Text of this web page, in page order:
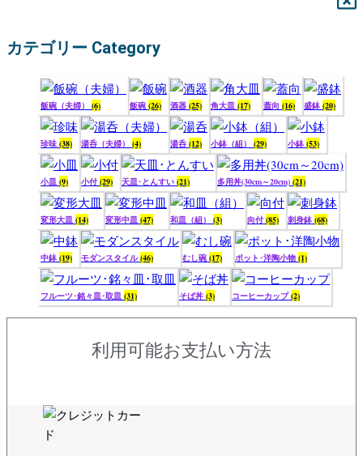
カテゴリー Category
飯碗（夫婦） (6) 飯碗 (26) 酒器 (25) 角大皿 (17) 蓋向 (16) 盛鉢 (20)
珍味 (38) 湯呑（夫婦） (4) 湯呑 (12) 小鉢（組） (29) 小鉢 (53)
小皿 (9) 小付 (29) 天皿･とんすい (21) 多用丼(30cm～20cm) (21)
変形大皿 (14) 変形中皿 (47) 和皿（組） (3) 向付 (85) 刺身鉢 (68)
中鉢 (19) モダンスタイル(46) むし碗 (17) ポット･洋陶小物 (1)
フルーツ･銘々皿･取皿 (31) そば丼 (3) コーヒーカップ(2)
利用可能お支払い方法